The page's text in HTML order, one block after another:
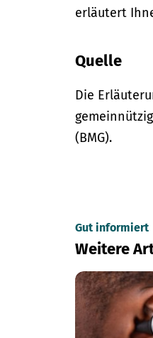
erläutert
Quelle
Die
(BMG).
Gut informiert
Weitere